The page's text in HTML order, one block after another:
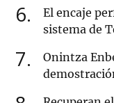
6
El encaje
sistema de
7
Onintza